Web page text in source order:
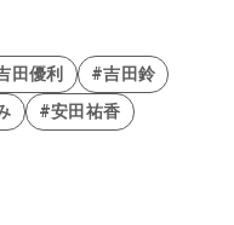
田優利
#吉田鈴
#安田祐香